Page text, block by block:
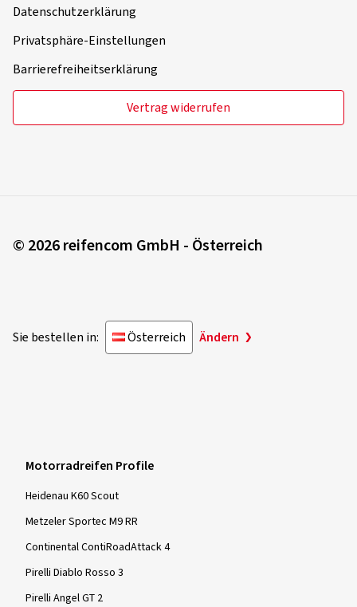
Datenschutzerklärung
Privatsphäre-Einstellungen
Barrierefreiheitserklärung
Vertrag widerrufen
© 2026 reifencom GmbH - Österreich
Sie bestellen in: Österreich Ändern
Motorradreifen Profile
Heidenau K60 Scout
Metzeler Sportec M9 RR
Continental ContiRoadAttack 4
Pirelli Diablo Rosso 3
Pirelli Angel GT 2